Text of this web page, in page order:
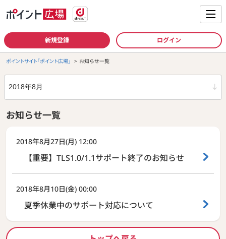
新規登録 ログイン
ポイントサイト「ポイント広場」 お知らせ一覧
年月
お知らせ一覧
2018年8月27日(月) 12:00
【重要】TLS1.0/1.1サポート終了のお知らせ
2018年8月10日(金) 00:00
夏季休業中のサポート対応について